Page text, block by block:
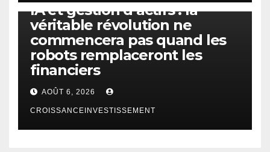
IA et gestion d’actifs : la
véritable révolution ne
commencera pas quand les
robots remplaceront les
financiers
AOÛT 6, 2026
CROISSANCEINVESTISSEMENT